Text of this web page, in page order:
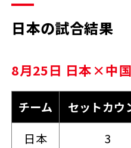
日本の試合結果
8月25日 日本×中
チーム セットカウ
日本
3